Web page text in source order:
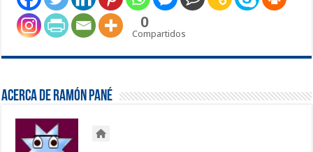
0
Compartidos
Acerca de Ramón Pané